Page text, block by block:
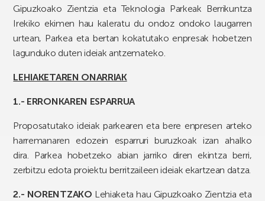
Gipuzkoako Zientzia eta Teknologia Parkeak Berrikuntza
Irekiko ekimen hau kaleratu du ondoz ondoko laugarren
urtean, Parkea eta bertan kokatutako enpresak hobetzen
lagunduko duten ideiak antzemateko.
LEHIAKETAREN ONARRIAK
1.- ERRONKAREN ESPARRUA
Proposatutako ideiak parkearen eta bere enpresen arteko
harremanaren edozein esparruri buruzkoak izan ahalko
dira. Parkea hobetzeko abian jarriko diren ekintza berri,
zerbitzu edota proiektu berritzaileen ideiak ekartzean datza.
2.- NORENTZAKO Lehiaketa hau Gipuzkoako Zientzia eta